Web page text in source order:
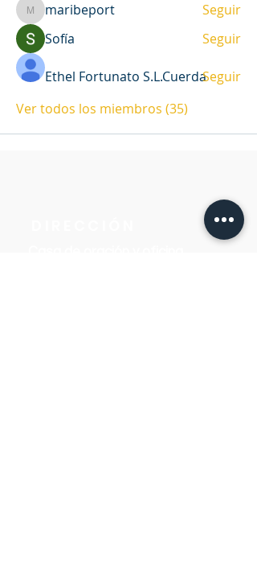
maribeport
maribeport
Seguir
Sofía
Seguir
Ethel Fortunato S.L.CuerdaSeguir
Ver todos los miembros (35)